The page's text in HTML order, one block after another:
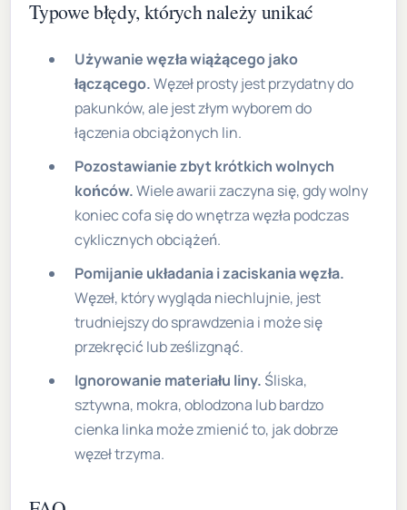
Typowe błędy, których należy unikać
Używanie węzła wiążącego jako
łączącego.Węzeł prosty jest przydatny do
pakunków, ale jest złym wyborem do
łączenia obciążonych lin.
Pozostawianie zbyt krótkich wolnych
końców.Wiele awarii zaczyna się, gdy wolny
koniec cofa się do wnętrza węzła podczas
cyklicznych obciążeń.
Pomijanie układania i zaciskania węzła.
Węzeł, który wygląda niechlujnie, jest
trudniejszy do sprawdzenia i może się
przekręcić lub ześlizgnąć.
Ignorowanie materiału liny. Śliska,
sztywna, mokra, oblodzona lub bardzo
cienka linka może zmienić to, jak dobrze
węzeł trzyma.